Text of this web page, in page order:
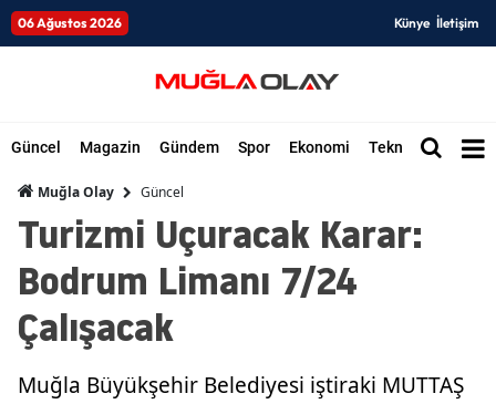
06 Ağustos 2026 Künye İletişim
Güncel Magazin Gündem Spor Ekonomi Teknoloji Dünya
Muğla Olay Güncel
Turizmi Uçuracak Karar:
Bodrum Limanı 7/24
Çalışacak
Muğla Büyükşehir Belediyesi iştiraki MUTTAŞ